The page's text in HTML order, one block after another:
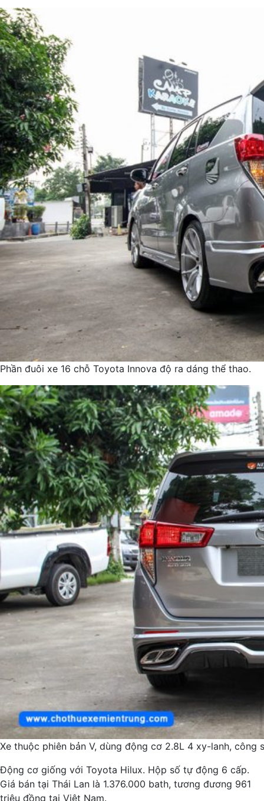
Phần đuôi xe 16 chỗ Toyota Innova độ ra dáng thể thao.
Xe thuộc phiên bản V, dùng động cơ 2.8L 4 xy-lanh, công
Động cơ giống với Toyota Hilux. Hộp số tự động 6 cấp.
Giá bán tại Thái Lan là 1.376.000 bath, tương đương 961
triệu đồng tại Việt Nam.